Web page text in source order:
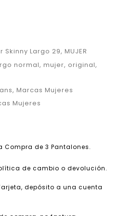
Skinny Largo 29, MUJER
normal, mujer, original,
, Marcas Mujeres
Mujeres
Compra de 3 Pantalones.
de cambio o devolución.
depósito a una cuenta